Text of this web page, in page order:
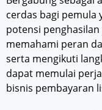
cerdas bagi pemula
potensi
memahami peran
serta mengikuti
dapat memulai
bisnis pembayaran